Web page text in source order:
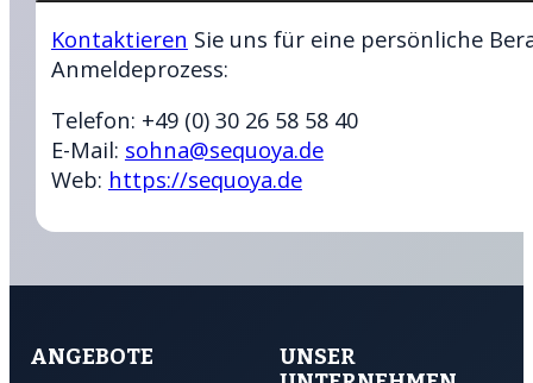
Kontaktieren Sie uns für eine persönliche
Anmeldeprozess:
Telefon: +49 (0) 30 26 58 58 40
E-Mail: sohna@sequoya.de
Web: https://sequoya.de
ANGEBOTE
UNSER